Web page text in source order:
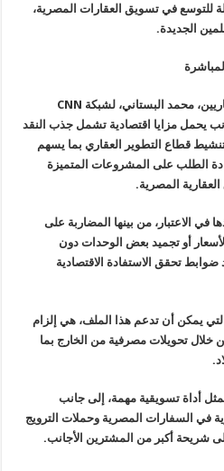
للتوسع في تسويق العقارات المصرية،
الجديدة.
محمد البستاني، لشبكة
يحمل مزايا اقتصادية تشمل جذب النقد
قطاع التطوير العقاري بما يسهم
الطلب على المشروعات المتميزة
المصرية.
في الاعتبار، من بينها المضاربة على
أو تجميد بعض الوحدات دون
ضوابط تحقق الاستفادة الاقتصادية
يمكن أن تدعم هذا الملف، هي إلزام
خلال تحويلات مصرفية من الخارج بما
.
أداة تسويقية مهمة، إلى جانب
في السفارات المصرية وحملات الترويج
شريحة أكبر من المشترين الأجانب.